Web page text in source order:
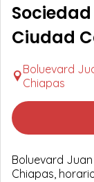
Ciudad
Boluevard
Chiapas
Boluevard
Chiapas,